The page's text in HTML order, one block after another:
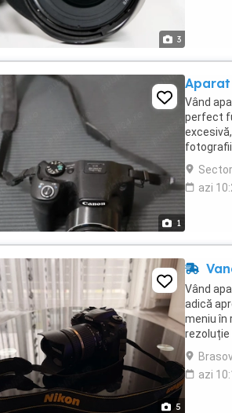
3
1
Aparat
Vând
perfect
fotografii
Procesor
azi
5
Vând
adică
meniu în
rezoluție
puncte
azi